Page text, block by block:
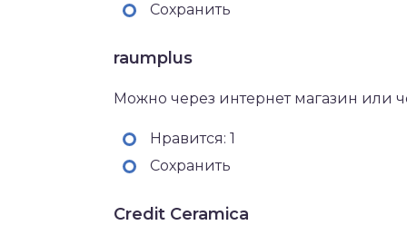
Сохранить
raumplus
Можно через интернет магазин или
Нравится: 1
Сохранить
Credit Ceramica